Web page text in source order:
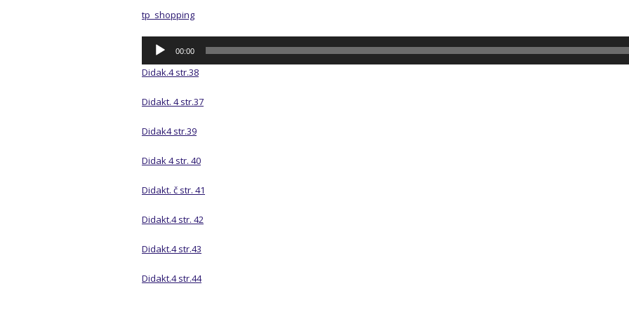
tp_shopping
Audio
přehrávač
00:00
Didak.4 str.38
Didakt. 4 str.37
Didak4 str.39
Didak 4 str. 40
Didakt. č str. 41
Didakt.4 str. 42
Didakt.4 str.43
Didakt.4 str.44